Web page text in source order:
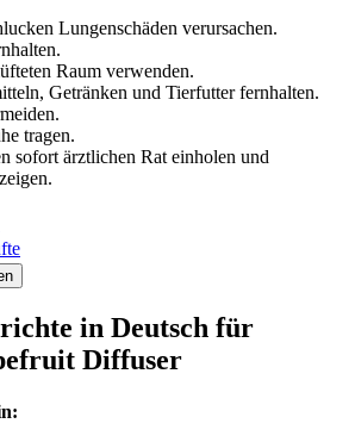
Lungenschäden verursachen.
Raum verwenden.
Getränken und Tierfutter fernhalten.
tragen.
sofort ärztlichen Rat einholen und
in Deutsch für
Diffuser